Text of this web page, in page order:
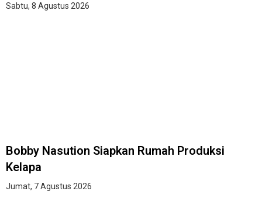
Sabtu, 8 Agustus 2026
Bobby Nasution Siapkan Rumah Produksi
Kelapa
Jumat, 7 Agustus 2026